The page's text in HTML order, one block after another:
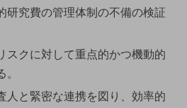
研究費の管理体制の不備の検証
クに対して重点的かつ機動的
と緊密な連携を図り、効率的